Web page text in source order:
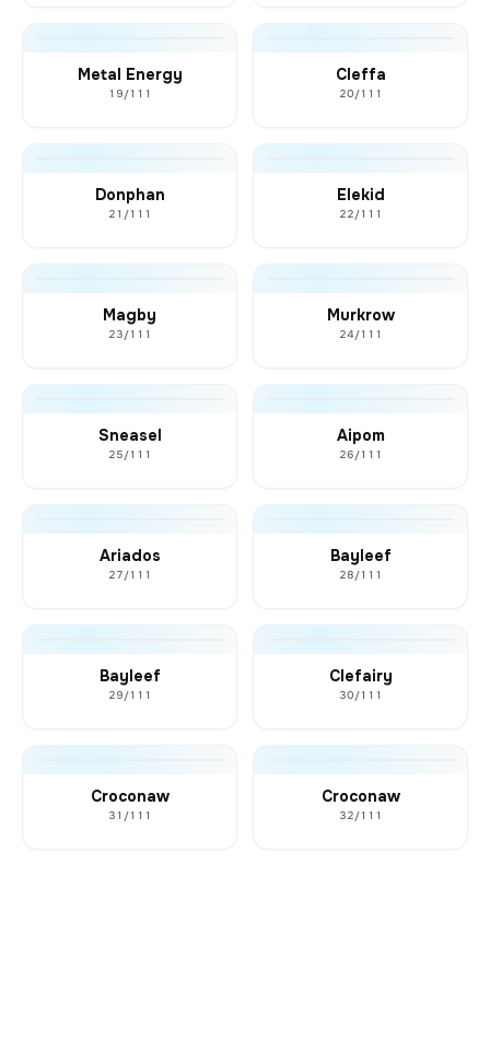
Metal Energy
19/111
Cleffa
20/111
Donphan
21/111
Elekid
22/111
Magby
23/111
Murkrow
24/111
Sneasel
25/111
Aipom
26/111
Ariados
27/111
Bayleef
28/111
Bayleef
29/111
Clefairy
30/111
Croconaw
31/111
Croconaw
32/111